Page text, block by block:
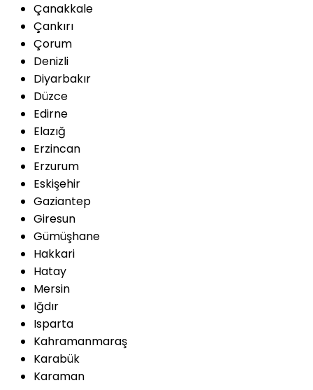
Çanakkale
Çankırı
Çorum
Denizli
Diyarbakır
Düzce
Edirne
Elazığ
Erzincan
Erzurum
Eskişehir
Gaziantep
Giresun
Gümüşhane
Hakkari
Hatay
Mersin
Iğdır
Isparta
Kahramanmaraş
Karabük
Karaman